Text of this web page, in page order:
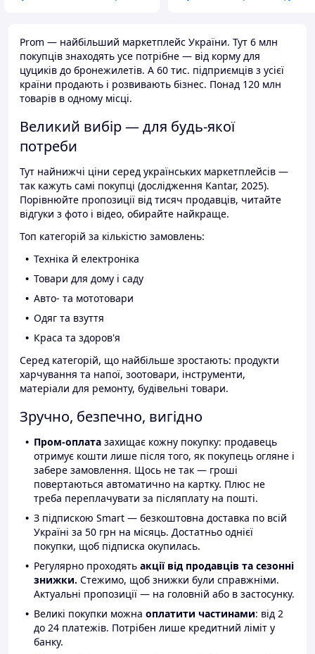
Prom — найбільший маркетплейс України. Тут 6 млн
покупців знаходять усе потрібне — від корму для
цуциків до бронежилетів. А 60 тис. підприємців з усієї
країни продають і розвивають бізнес. Понад 120 млн
товарів в одному місці.
Великий вибір — для будь-якої
потреби
Тут найнижчі ціни серед українських маркетплейсів —
так кажуть самі покупці (дослідження Kantar, 2025).
Порівнюйте пропозиції від тисяч продавців, читайте
відгуки з фото і відео, обирайте найкраще.
Топ категорій за кількістю замовлень:
Техніка й електроніка
Товари для дому і саду
Авто- та мототовари
Одяг та взуття
Краса та здоров'я
Серед категорій, що найбільше зростають: продукти
харчування та напої, зоотовари, інструменти,
матеріали для ремонту, будівельні товари.
Зручно, безпечно, вигідно
Пром-оплата захищає кожну покупку: продавець
отримує кошти лише після того, як покупець огляне і
забере замовлення. Щось не так — гроші
повертаються автоматично на картку. Плюс не
треба переплачувати за післяплату на пошті.
З підпискою Smart — безкоштовна доставка по всій
Україні за 50 грн на місяць. Достатньо однієї
покупки, щоб підписка окупилась.
Регулярно проходять акції від продавців та сезонні
знижки. Стежимо, щоб знижки були справжніми.
Актуальні пропозиції — на головній або в застосунку.
Великі покупки можна оплатити частинами: від 2
до 24 платежів. Потрібен лише кредитний ліміт у
банку.